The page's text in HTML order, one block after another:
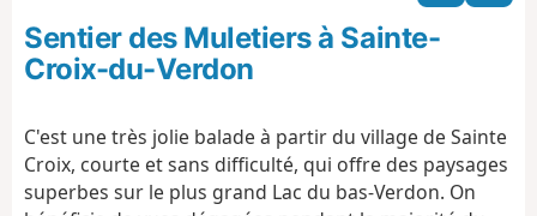
o
l
i
g
Sentier des Muletiers à Sainte-
Croix-du-Verdon
C'est une très jolie balade à partir du village de Sainte
Croix, courte et sans difficulté, qui offre des paysages
superbes sur le plus grand Lac du bas-Verdon. On